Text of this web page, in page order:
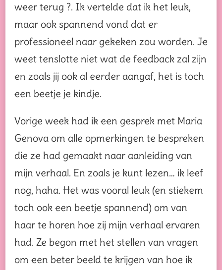
weer terug ?. Ik vertelde dat ik het leuk,
maar ook spannend vond dat er
professioneel naar gekeken zou worden. Je
weet tenslotte niet wat de feedback zal zijn
en zoals jij ook al eerder aangaf, het is toch
een beetje je kindje.
Vorige week had ik een gesprek met Maria
Genova om alle opmerkingen te bespreken
die ze had gemaakt naar aanleiding van
mijn verhaal. En zoals je kunt lezen… ik leef
nog, haha. Het was vooral leuk (en stiekem
toch ook een beetje spannend) om van
haar te horen hoe zij mijn verhaal ervaren
had. Ze begon met het stellen van vragen
om een beter beeld te krijgen van hoe ik